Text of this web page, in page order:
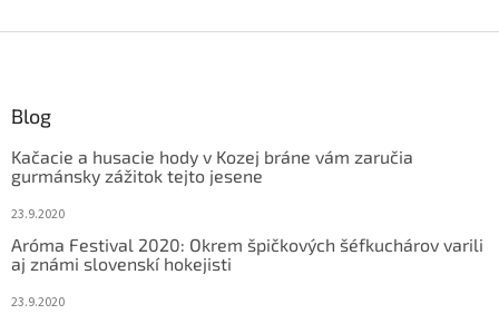
Blog
Kačacie a husacie hody v Kozej bráne vám zaručia
gurmánsky zážitok tejto jesene
23.9.2020
Aróma Festival 2020: Okrem špičkových šéfkuchárov varili
aj známi slovenskí hokejisti
23.9.2020